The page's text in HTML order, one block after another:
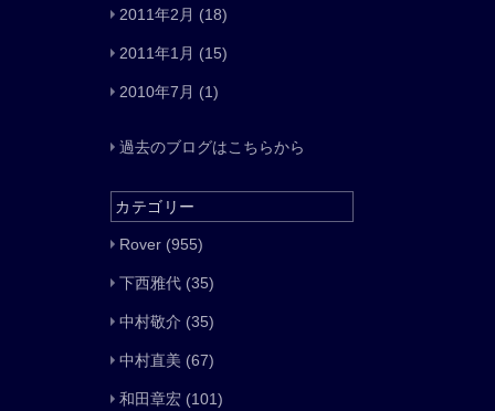
2011年2月 (18)
2011年1月 (15)
2010年7月 (1)
過去のブログはこちらから
カテゴリー
Rover (955)
下西雅代 (35)
中村敬介 (35)
中村直美 (67)
和田章宏 (101)